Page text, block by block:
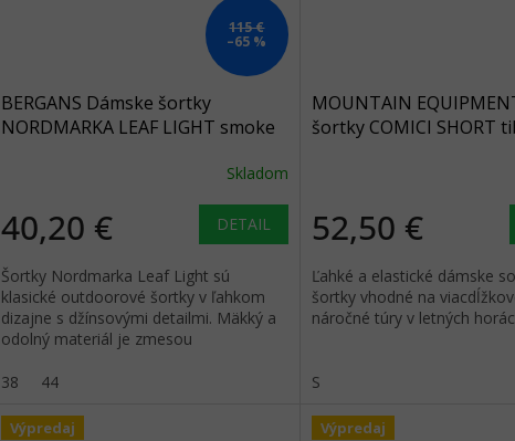
115 €
–65 %
BERGANS Dámske šortky
NORDMARKA LEAF LIGHT smoke
Skladom
40,20 € DETAIL
Šortky Nordmarka Leaf Light sú
klasické outdoorové šortky v ľahkom
dizajne s džínsovými detailmi. Mäkký a
odolný materiál je zmesou
pochádzajúceho z PET...
38 44
MOUNTAIN
šortky COMICI SHORT
52,50 €
Ľahké a elastické dámske
šortky vhodné na
náročné túry v letných
S
Výpredaj Výpredaj